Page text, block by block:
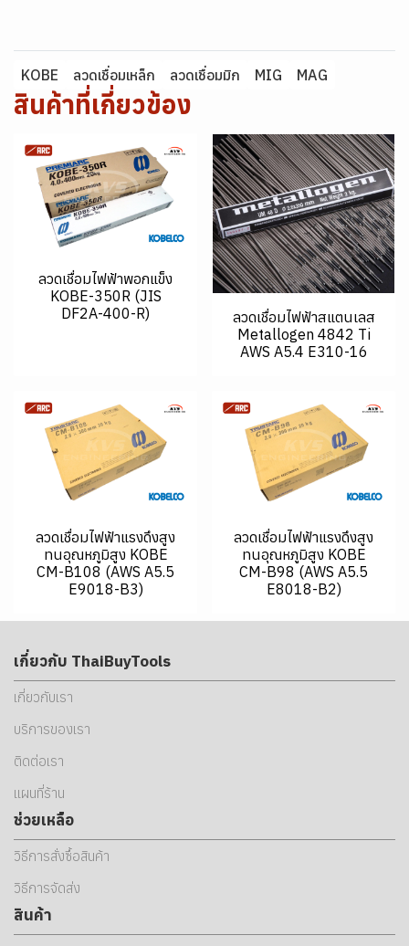
KOBE ลวดเชื่อมเหล็ก ลวดเชื่อมมิก MIG MAG
สินค้าที่เกี่ยวข้อง
ลวดเชื่อมไฟฟ้าพอกแข็ง
KOBE-350R (JIS
DF2A-400-R)
ลวดเชื่อมไฟฟ้าสแตนเลส
Metallogen 4842 Ti
AWS A5.4 E310-16
ลวดเชื่อมไฟฟ้าแรงดึงสูง
ทนอุณหภูมิสูง KOBE
CM-B108 (AWS A5.5
E9018-B3)
ลวดเชื่อมไฟฟ้าแรงดึงสูง
ทนอุณหภูมิสูง KOBE
CM-B98 (AWS A5.5
E8018-B2)
เกี่ยวกับ ThaiBuyTools
เกี่ยวกับเรา
บริการของเรา
ติดต่อเรา
แผนที่ร้าน
ช่วยเหลือ
วิธีการสั่งซื้อสินค้า
วิธีการจัดส่ง
สินค้า